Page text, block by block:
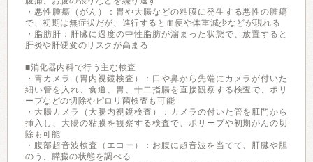
・悪性腫瘍（がん）：胃や大腸などの粘膜に発生する悪性の腫瘍
で、初期は無症状だが、進行すると血便や体重減少などが現れる
・脂肪肝：肝臓に過度の中性脂肪が溜まった状態で、放置すると
肝炎や肝硬変のリスクが高まる
■消化器内科で行う主な検査
・胃カメラ（胃内視鏡検査）：口や鼻から先端にカメラが付いた
細い管を入れ、食道、胃、十二指腸を直接観察する検査で、ポリ
ープなどの切除やピロリ菌検査も可能
・大腸カメラ（大腸内視鏡検査）：カメラの付いた管を肛門から
挿入し、大腸の粘膜を観察する検査で、ポリープや初期がんの切
除も可能
・腹部超音波検査（エコー）：お腹に超音波を当てて、肝臓や胆
のう、膵臓の状態を調べる